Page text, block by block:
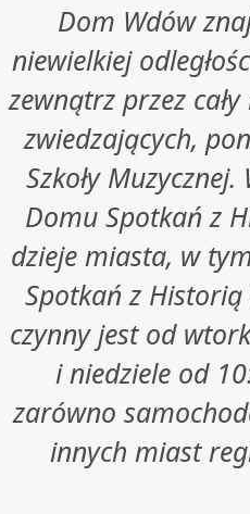
Dom Wdów
niewielkiej
zewnątrz przez
zwiedzających,
Szkoły
Domu Spotkań z
dzieje miasta, w
Spotkań z Historią
czynny jest od
i niedziele od
zarówno
innych miast